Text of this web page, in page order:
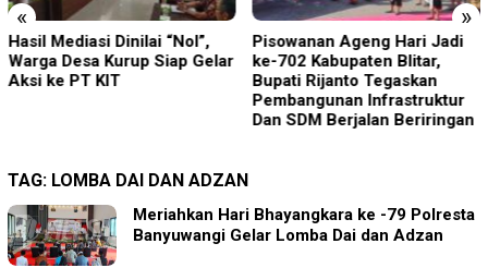
« »
Pisowanan Ageng Hari Jadi
ke-702 Kabupaten Blitar,
Bupati Rijanto Tegaskan
Terbukti Langgar UU Merek,
Chalas Kromoto Dieksekusi
Kejari Jaktim
TAG: LOMBA DAI DAN ADZAN
Meriahkan Hari Bhayangkara ke -79 Polresta
Banyuwangi Gelar Lomba Dai dan Adzan